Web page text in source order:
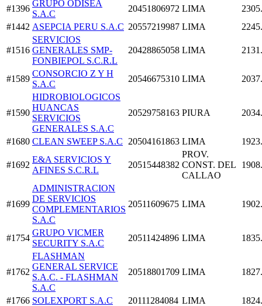
#1396
GRUPO ODISEA
S.A.C
20451806972 LIMA
#1442 ASEPCIA PERU S.A.C 20557219987 LIMA
#1516
SERVICIOS
GENERALES SMP-
FONBIEPOL S.C.R.L
20428865058 LIMA
#1589
CONSORCIO Z Y H
S.A.C
20546675310 LIMA
#1590
HIDROBIOLOGICOS
HUANCAS
SERVICIOS
GENERALES S.A.C
20529758163 PIURA
#1680 CLEAN SWEEP S.A.C 20504161863 LIMA
#1692
E&A SERVICIOS Y
AFINES S.C.R.L
20515448382
PROV.
CONST. DEL
CALLAO
#1699
ADMINISTRACION
DE SERVICIOS
COMPLEMENTARIOS
S.A.C
20511609675 LIMA
#1754
GRUPO VICMER
SECURITY S.A.C
20511424896 LIMA
#1762
FLASHMAN
GENERAL SERVICE
S.A.C. - FLASHMAN
S.A.C
20518801709 LIMA
#1766 SOLEXPORT S.A.C 20111284084 LIMA